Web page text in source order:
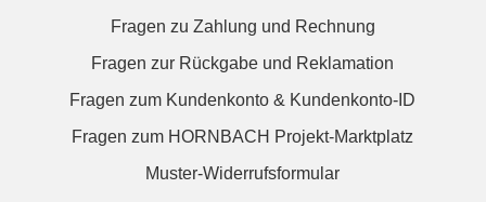
Fragen zu Zahlung und Rechnung
Fragen zur Rückgabe und Reklamation
Fragen zum Kundenkonto & Kundenkonto-ID
Fragen zum HORNBACH Projekt-Marktplatz
Muster-Widerrufsformular